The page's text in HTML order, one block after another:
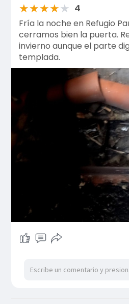
★★★★★ 4
Fría la noche en Refugio
cerramos bien la puerta.
invierno aunque el parte
templada.